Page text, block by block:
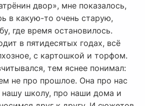
двор», мне показалось,
в какую-то очень старую,
где время остановилось.
в пятидесятых годах, всё
с картошкой и торфом.
тем яснее понимал:
не про прошлое. Она про нас
нашу школу, про наши дома и